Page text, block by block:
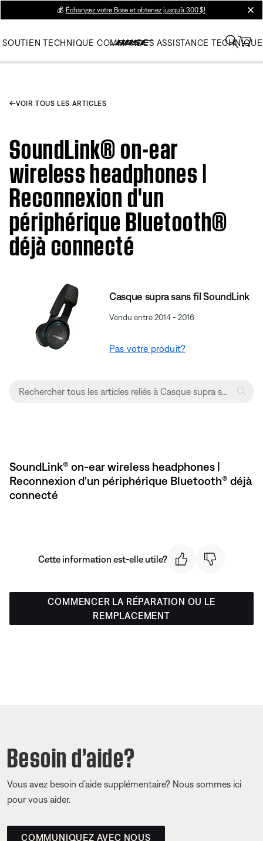
💰 Échangez votre Bose et obtenez jusqu’à 300 $!
SOUTIEN TECHNIQUE COMMANDES ASSISTANCE TECHNIQUE
VOIR TOUS LES ARTICLES
SoundLink® on-ear
wireless headphones |
Reconnexion d'un
périphérique Bluetooth®
déjà connecté
Casque supra sans fil SoundLink
Vendu entre 2014 - 2016
Pas votre produit?
SoundLink® on-ear wireless headphones |
Reconnexion d'un périphérique Bluetooth® déjà
connecté
Cette information est-elle utile?
COMMENCER LA RÉPARATION OU LE
REMPLACEMENT
Besoin d’aide?
Vous avez besoin d’aide supplémentaire? Nous sommes ici
pour vous aider.
COMMUNIQUEZ AVEC NOUS